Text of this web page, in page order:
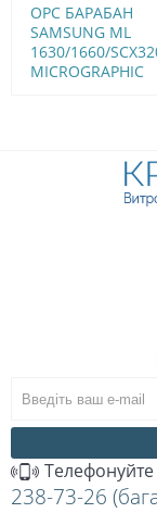
OPC БАРАБАН
SAMSUNG ML
1630/1660/
MICROGRAPHIC
Телефонуйте
238-73-26